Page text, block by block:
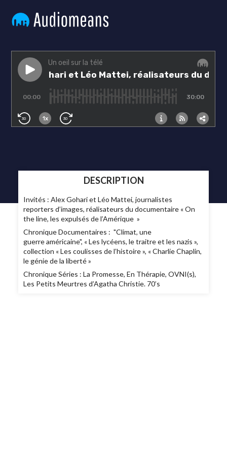
DESCRIPTION
Invités : Alex Gohari et Léo Mattei, journalistes
reporters d’images, réalisateurs du documentaire « On
the line, les expulsés de l’Amérique »
Chronique Documentaires : "Climat, une
guerre américaine", « Les lycéens, le traitre et les nazis »,
collection « Les coulisses de l’histoire », « Charlie Chaplin,
le génie de la liberté »
Chronique Séries : La Promesse, En Thérapie, OVNI(s),
Les Petits Meurtres d’Agatha Christie. 70’s